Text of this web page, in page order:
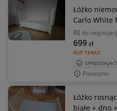
Łóżko
Carlo White
do
KUP TERAZ
699zł
Piaseczno
Łóżko
białe + dno